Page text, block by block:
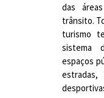
das
trânsito.
turismo
sistema
espaços
estradas,